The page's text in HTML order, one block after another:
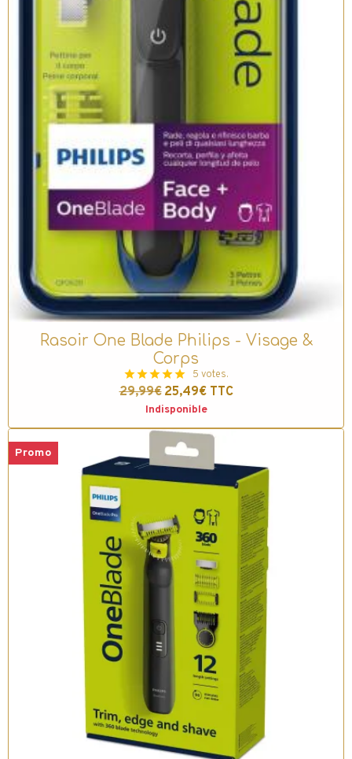
Rasoir One Blade Philips - Visage &
Corps
5 votes.
29,99€ 25,49€ TTC
Indisponible
Promo